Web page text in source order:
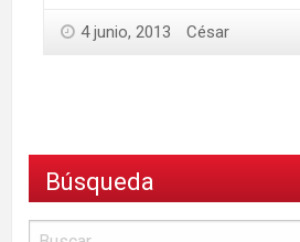
4 junio, 2013 César
Búsqueda